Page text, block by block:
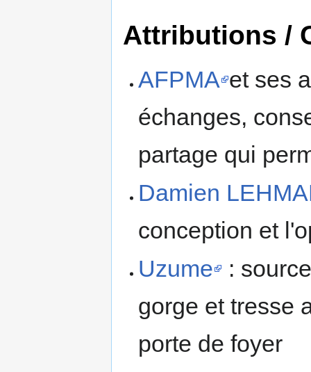
Attributions /
AFPMA et ses
échanges,
partage qui
Damien
conception et
Uzume
:
gorge et tresse
porte de foyer